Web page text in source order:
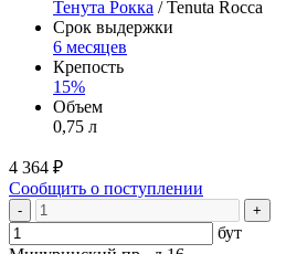
Тенута Рокка / Tenuta Rocca
Срок выдержки
6 месяцев
Крепость
15%
Объем
0,75 л
4 364 ₽
Сообщить о поступлении
- +
бут